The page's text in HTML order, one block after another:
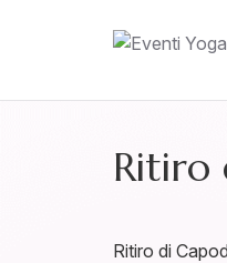
Ritiro
Ritiro di